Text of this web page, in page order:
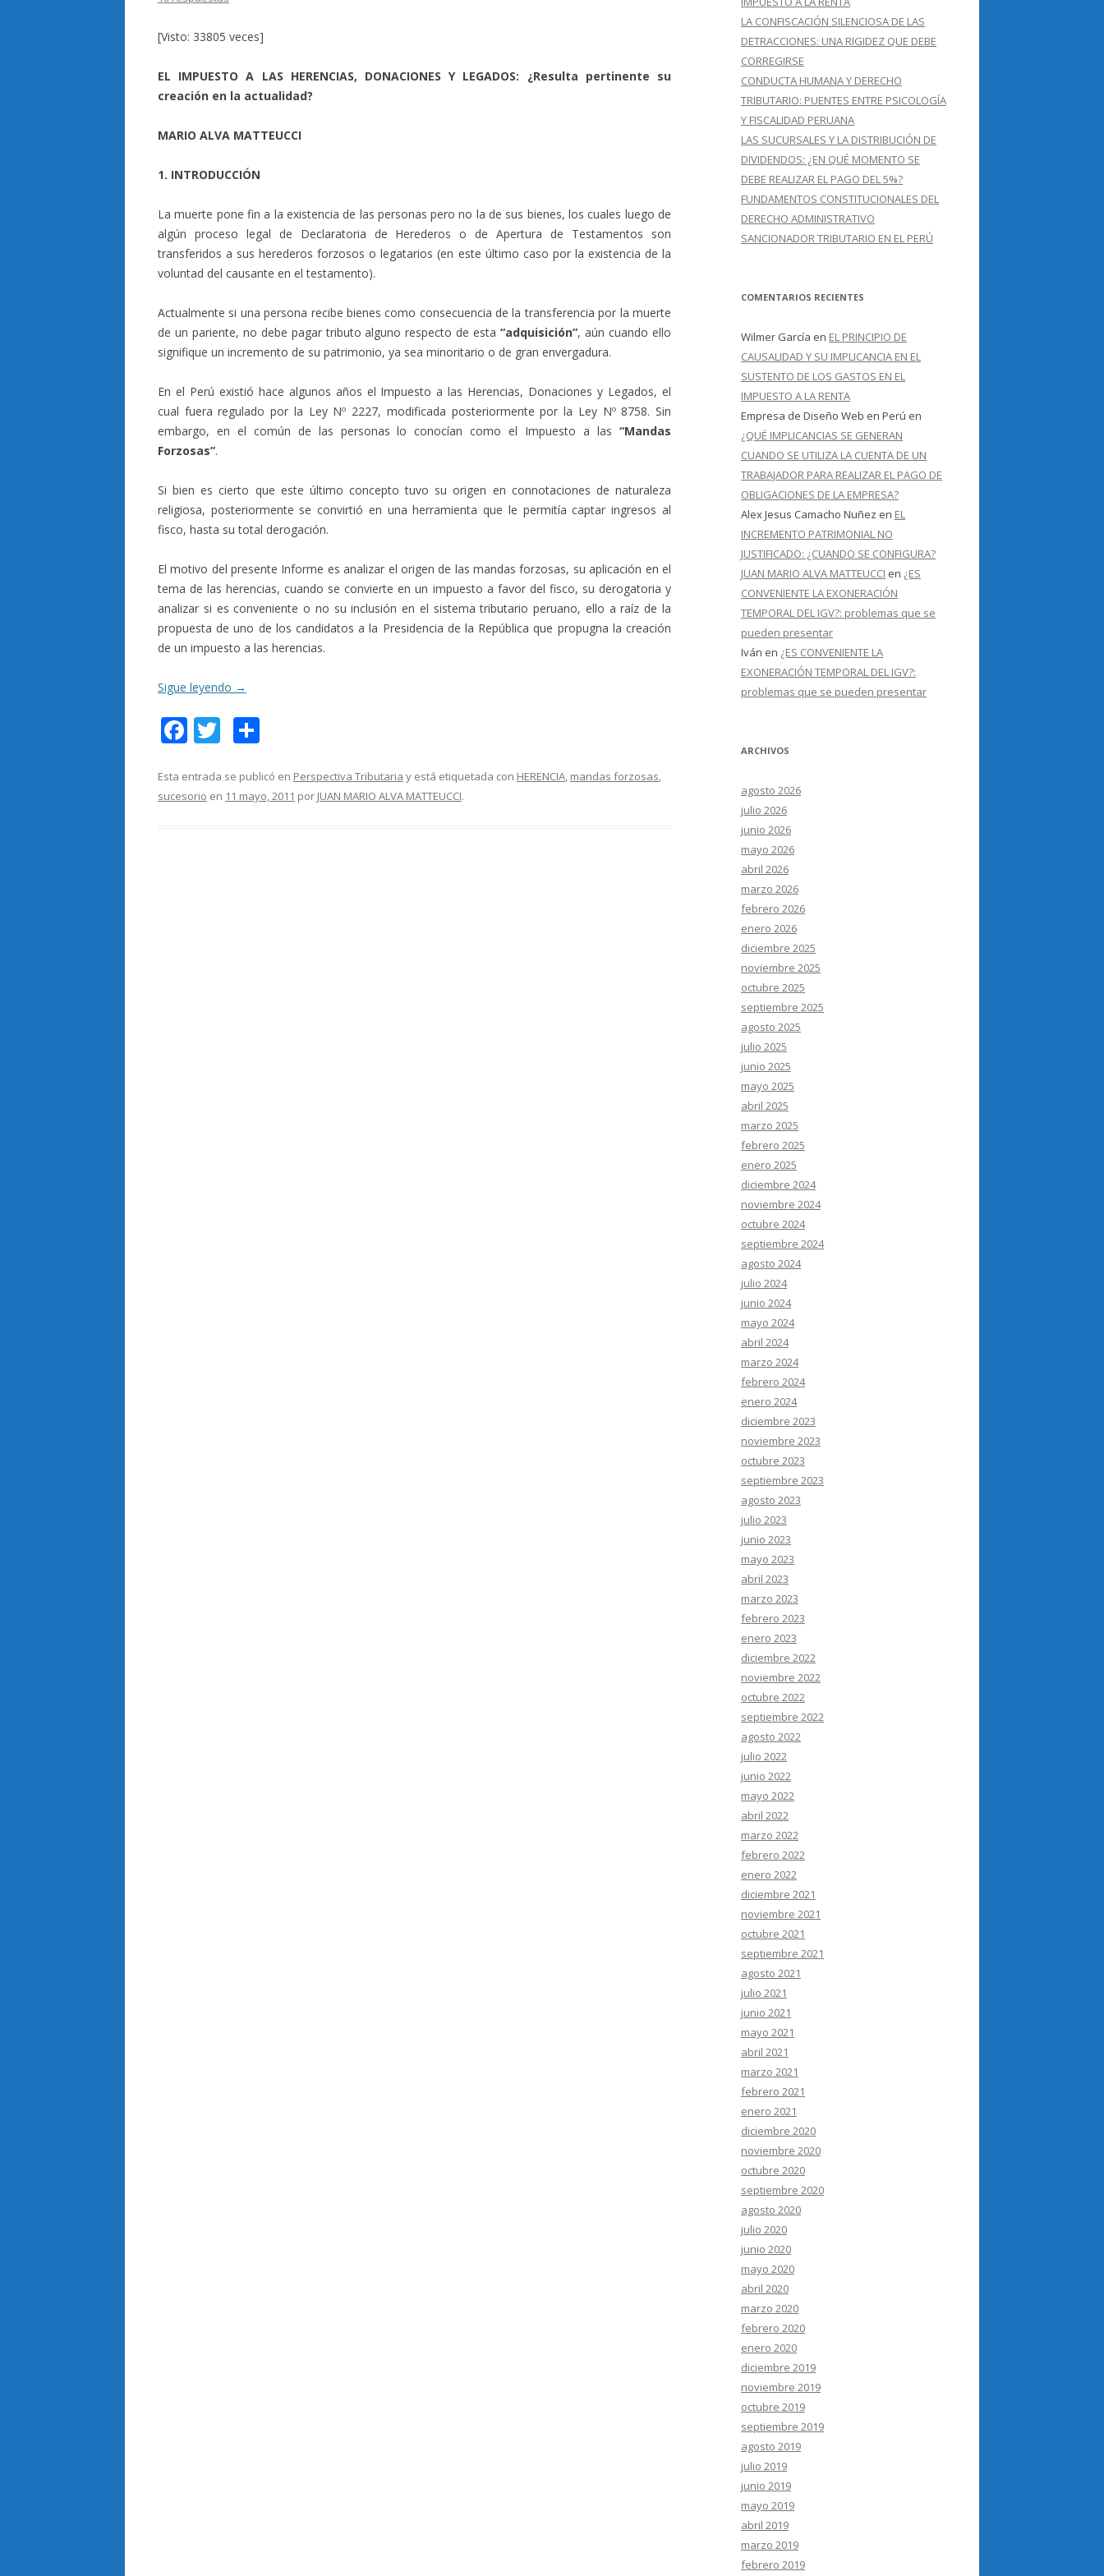
[Visto: 33805 veces]
EL IMPUESTO A LAS HERENCIAS, DONACIONES Y LEGADOS: ¿Resulta pertinente su
creación en la actualidad?
MARIO ALVA MATTEUCCI
1. INTRODUCCIÓN
La muerte pone fin a la existencia de las personas pero no la de sus bienes, los cuales luego de
algún proceso legal de Declaratoria de Herederos o de Apertura de Testamentos son
transferidos a sus herederos forzosos o legatarios (en este último caso por la existencia de la
voluntad del causante en el testamento).
Actualmente si una persona recibe bienes como consecuencia de la transferencia por la muerte
de un pariente, no debe pagar tributo alguno respecto de esta“adquisición”, aún cuando ello
signifique un incremento de su patrimonio, ya sea minoritario o de gran envergadura.
En el Perú existió hace algunos años el Impuesto a las Herencias, Donaciones y Legados, el
cual fuera regulado por la Ley Nº 2227, modificada posteriormente por la Ley Nº 8758. Sin
embargo, en el común de las personas lo conocían como el Impuesto a las “Mandas
Forzosas”.
Si bien es cierto que este último concepto tuvo su origen en connotaciones de naturaleza
religiosa, posteriormente se convirtió en una herramienta que le permitía captar ingresos al
fisco, hasta su total derogación.
El motivo del presente Informe es analizar el origen de las mandas forzosas, su aplicación en el
tema de las herencias, cuando se convierte en un impuesto a favor del fisco, su derogatoria y
analizar si es conveniente o no su inclusión en el sistema tributario peruano, ello a raíz de la
propuesta de uno de los candidatos a la Presidencia de la República que propugna la creación
de un impuesto a las herencias.
Sigue leyendo →
F
e
b
T
itt
er
m
p
Esta entrada se publicó en Perspectiva Tributaria y está etiquetada con HERENCIA, mandas forzosas,
sucesorio en 11 mayo, 2011 por JUAN MARIO ALVA MATTEUCCI.
LA CONFISCACIÓN SILENCIOSA DE LAS
DETRACCIONES: UNA RIGIDEZ QUE DEBE
CORREGIRSE
CONDUCTA HUMANA Y DERECHO
TRIBUTARIO: PUENTES ENTRE PSICOLOGÍA
Y FISCALIDAD PERUANA
LAS SUCURSALES Y LA DISTRIBUCIÓN DE
DIVIDENDOS: ¿EN QUÉ MOMENTO SE
DEBE REALIZAR EL PAGO DEL 5%?
FUNDAMENTOS CONSTITUCIONALES DEL
DERECHO ADMINISTRATIVO
SANCIONADOR TRIBUTARIO EN EL PERÚ
COMENTARIOS RECIENTES
Wilmer García en EL PRINCIPIO DE
CAUSALIDAD Y SU IMPLICANCIA EN EL
SUSTENTO DE LOS GASTOS EN EL
IMPUESTO A LA RENTA
Empresa de Diseño Web en Perú en
¿QUÉ IMPLICANCIAS SE GENERAN
CUANDO SE UTILIZA LA CUENTA DE UN
TRABAJADOR PARA REALIZAR EL PAGO DE
OBLIGACIONES DE LA EMPRESA?
Alex Jesus Camacho Nuñez en EL
INCREMENTO PATRIMONIAL NO
JUSTIFICADO: ¿CUANDO SE CONFIGURA?
JUAN MARIO ALVA MATTEUCCI en ¿ES
CONVENIENTE LA EXONERACIÓN
TEMPORAL DEL IGV?: problemas que se
pueden presentar
Iván en ¿ES CONVENIENTE LA
EXONERACIÓN TEMPORAL DEL IGV?:
problemas que se pueden presentar
ARCHIVOS
agosto 2026
julio 2026
junio 2026
mayo 2026
abril 2026
marzo 2026
febrero 2026
enero 2026
diciembre 2025
noviembre 2025
octubre 2025
septiembre 2025
agosto 2025
julio 2025
junio 2025
mayo 2025
abril 2025
marzo 2025
febrero 2025
enero 2025
diciembre 2024
noviembre 2024
octubre 2024
septiembre 2024
agosto 2024
julio 2024
junio 2024
mayo 2024
abril 2024
marzo 2024
febrero 2024
enero 2024
diciembre 2023
noviembre 2023
octubre 2023
septiembre 2023
agosto 2023
julio 2023
junio 2023
mayo 2023
abril 2023
marzo 2023
febrero 2023
enero 2023
diciembre 2022
noviembre 2022
octubre 2022
septiembre 2022
agosto 2022
julio 2022
junio 2022
mayo 2022
abril 2022
marzo 2022
febrero 2022
enero 2022
diciembre 2021
noviembre 2021
octubre 2021
septiembre 2021
agosto 2021
julio 2021
junio 2021
mayo 2021
abril 2021
marzo 2021
febrero 2021
enero 2021
diciembre 2020
noviembre 2020
octubre 2020
septiembre 2020
agosto 2020
julio 2020
junio 2020
mayo 2020
abril 2020
marzo 2020
febrero 2020
enero 2020
diciembre 2019
noviembre 2019
octubre 2019
septiembre 2019
agosto 2019
julio 2019
junio 2019
mayo 2019
abril 2019
marzo 2019
febrero 2019